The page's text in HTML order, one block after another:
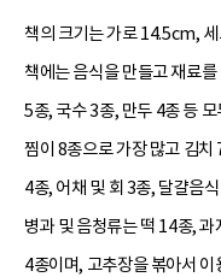
책의 크기는 가로 14.5cm,
책에는 음식을 만들고 재료
5종, 국수 3종, 만두 4종 등
찜이 8종으로 가장 많고 김
4종, 어채 및 회 3종, 달걀음
병과 및 음청류는 떡 14종,
4종이며, 고추장을 볶아서